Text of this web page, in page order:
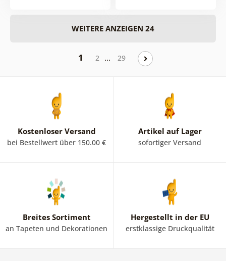
WEITERE ANZEIGEN 24
1 2 … 29
Kostenloser Versand
bei Bestellwert über 150.00 €
Artikel auf Lager
sofortiger Versand
Breites Sortiment
an Tapeten und Dekorationen
Hergestellt in der EU
erstklassige Druckqualität